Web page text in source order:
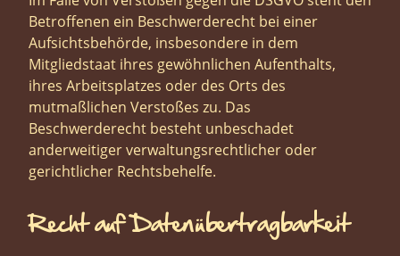
Betroffenen ein Beschwerderecht bei einer
Aufsichtsbehörde, insbesondere in dem
Mitgliedstaat ihres gewöhnlichen Aufenthalts,
ihres Arbeitsplatzes oder des Orts des
mutmaßlichen Verstoßes zu. Das
Beschwerderecht besteht unbeschadet
anderweitiger verwaltungsrechtlicher oder
gerichtlicher Rechtsbehelfe.
Recht auf Daten­übertrag­barkeit